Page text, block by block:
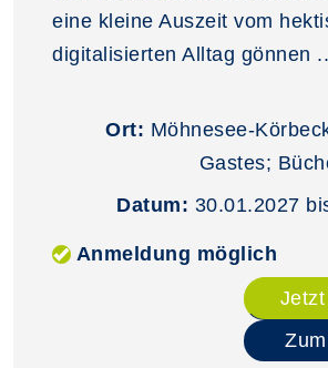
eine kleine Auszeit vom
digitalisierten Alltag gönnen
Ort: Möhnesee-
Gastes;
Datum: 30.01.2027
Anmeldung möglich